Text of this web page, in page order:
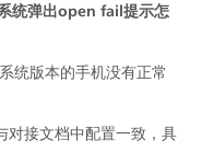
统弹出open fail提示怎
统版本的手机没有正常
接文档中配置一致，具